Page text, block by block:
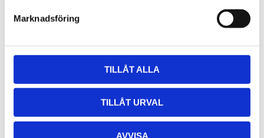
Marknadsföring
TILLÅT ALLA
TILLÅT URVAL
AVVISA